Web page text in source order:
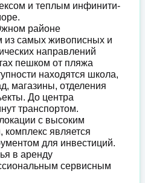
и теплым инфинити-
районе
из самых живописных и
направлений
пешком от пляжа
находятся школа,
магазины, отделения
До центра
транспортом.
с высоким
является
для инвестиций.
в аренду
сервисным